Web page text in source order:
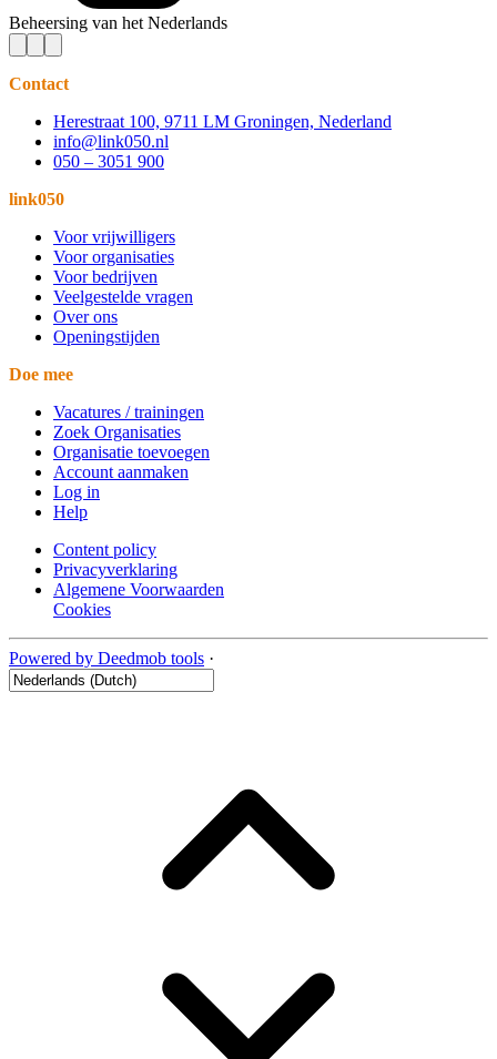
Beheersing van het Nederlands
Contact
Herestraat 100, 9711 LM Groningen, Nederland
info@link050.nl
050 – 3051 900
link050
Voor vrijwilligers
Voor organisaties
Voor bedrijven
Veelgestelde vragen
Over ons
Openingstijden
Doe mee
Vacatures / trainingen
Zoek Organisaties
Organisatie toevoegen
Account aanmaken
Log in
Help
Content policy
Privacyverklaring
Algemene Voorwaarden
Cookies
Powered by Deedmob tools ·